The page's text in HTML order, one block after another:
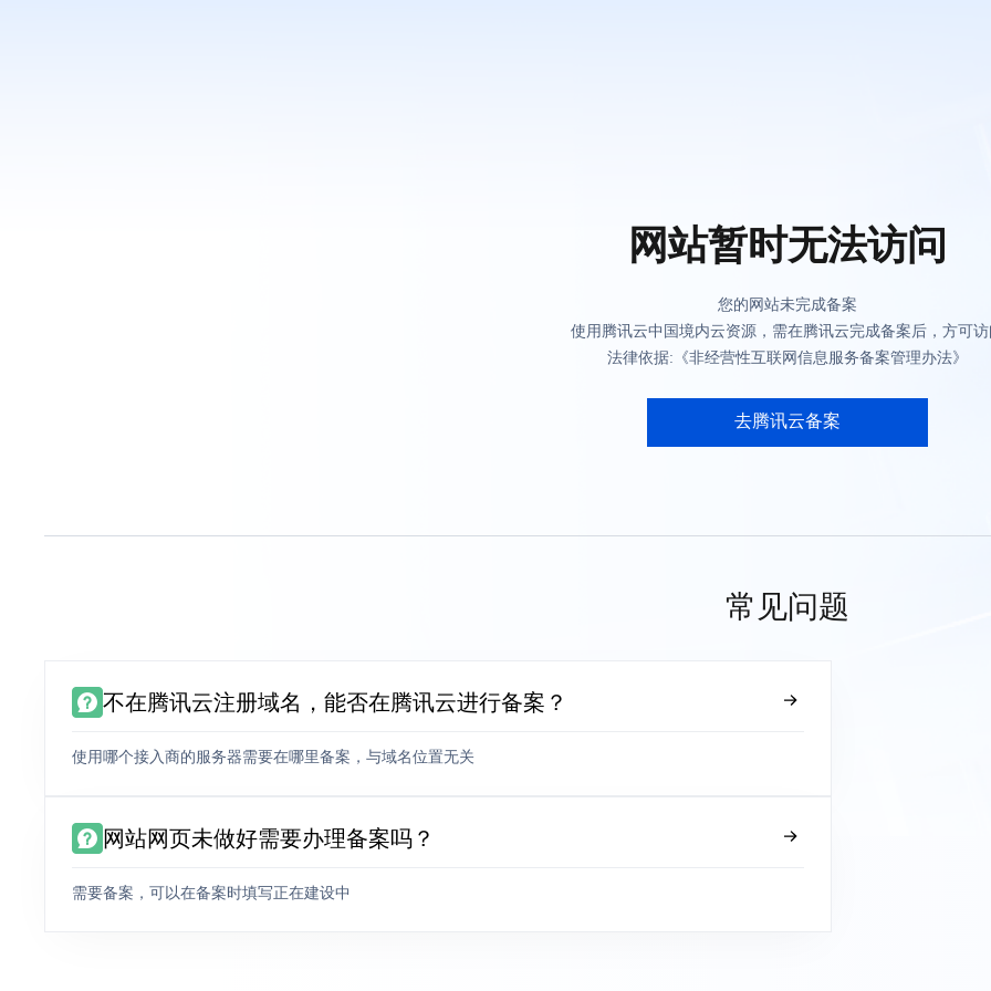
网站暂时无法访问
您的网站未完成备案
使用腾讯云中国境内云资源，需在腾讯云完成备案后，方可
法律依据:《非经营性互联网信息服务备案管理办法》
去腾讯云备案
常见问题
不在腾讯云注册域名，能否在腾讯云进行备案？
使用哪个接入商的服务器需要在哪里备案，与域名位置无关
网站网页未做好需要办理备案吗？
需要备案，可以在备案时填写正在建设中